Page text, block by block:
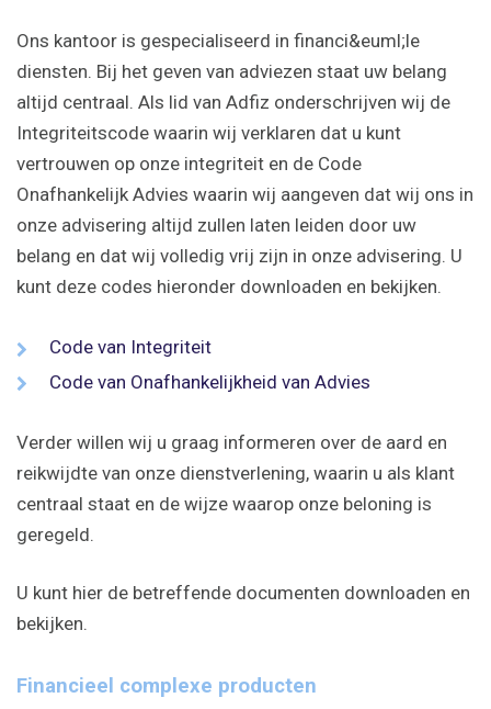
Ons kantoor is gespecialiseerd in financi&euml;le
diensten. Bij het geven van adviezen staat uw belang
altijd centraal. Als lid van Adfiz onderschrijven wij de
Integriteitscode waarin wij verklaren dat u kunt
vertrouwen op onze integriteit en de Code
Onafhankelijk Advies waarin wij aangeven dat wij ons in
onze advisering altijd zullen laten leiden door uw
belang en dat wij volledig vrij zijn in onze advisering. U
kunt deze codes hieronder downloaden en bekijken.
Code van Integriteit
Code van Onafhankelijkheid van Advies
Verder willen wij u graag informeren over de aard en
reikwijdte van onze dienstverlening, waarin u als klant
centraal staat en de wijze waarop onze beloning is
geregeld.
U kunt hier de betreffende documenten downloaden en
bekijken.
Financieel complexe producten